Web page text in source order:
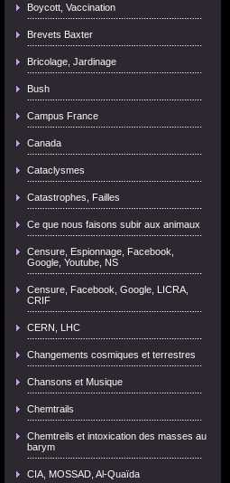
Boycott, Vaccination
Brevets Baxter
Bricolage, Jardinage
Bush
Campus France
Canada
Cataclysmes
Catastrophes, Failles
Ce que nous faisons subir aux animaux
Censure, Espionnage, Facebook,
Google, Youtube, NS
Censure, Facebook, Google, LICRA,
CRIF
CERN, LHC
Changements cosmiques et terrestres
Chansons et Musique
Chemtrails
Chemtreils et intoxication des masses au
barym
CIA, MOSSAD, Al-Quaïda